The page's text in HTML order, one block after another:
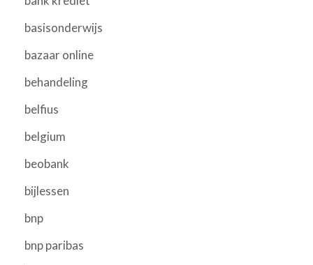
basisonderwijs
bazaar online
behandeling
belfius
belgium
beobank
bijlessen
bnp
bnp paribas